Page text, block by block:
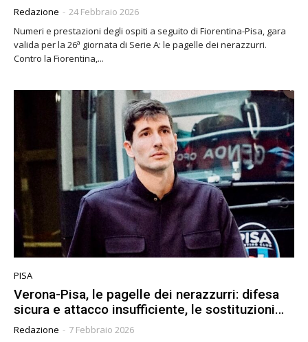
Redazione - 24 Febbraio 2026
Numeri e prestazioni degli ospiti a seguito di Fiorentina-Pisa, gara
valida per la 26ª giornata di Serie A: le pagelle dei nerazzurri.
Contro la Fiorentina,...
PISA
Verona-Pisa, le pagelle dei nerazzurri: difesa
sicura e attacco insufficiente, le sostituzioni…
Redazione - 7 Febbraio 2026